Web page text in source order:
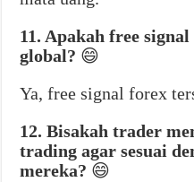
11. Apakah free
global? 😄
Ya, free signal forex
12. Bisakah trader
trading agar sesuai
mereka? 😄